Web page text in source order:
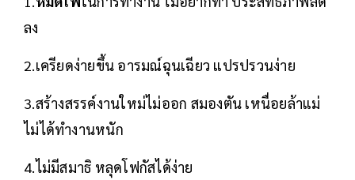
ลง
2.เครียดง่ายขึ้น อารมณ์ฉุนเฉียว แปรปรวนง่าย
3.สร้างสรรค์งานใหม่ไม่ออก สมองตัน เหนื่อยล้าแม่
ไม่ได้ทำงานหนัก
4.ไม่มีสมาธิ หลุดโฟกัสได้ง่าย